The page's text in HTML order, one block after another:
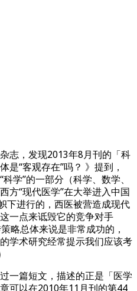
杂志，发现2013年8月刊的「科
是“客观存在”吗？ 》提到，
学”的一部分（科学、数学、
方“现代医学”在大举进入中国
下进行的，西医被营造成现代
一点来诋毁它的竞争对手
总体来说是非常成功的，
学术研究经常提示我们应该考
一篇短文，描述的正是「医学
可以在2010年11月刊的第44